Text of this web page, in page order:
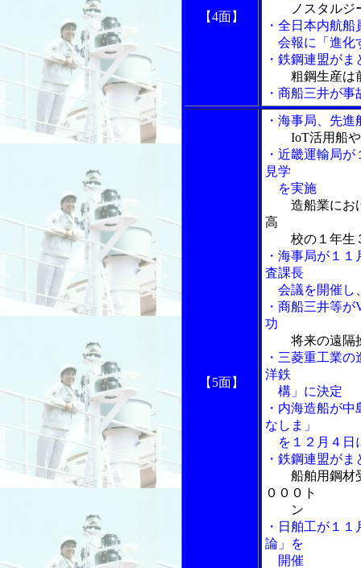
【4面】
ノスタルジ
・全日本内航
会報に「進化
・鉄鋼連盟が
粗鋼生産は
・商船三井が
【5面】
・海事局、先
IoT活用船
・近畿運輸局
見学
を実施
造船業にお
高
校の１年生
・海事局が１
査課長
会議を開催し
・商船三井等
功
将来の遠隔
・三菱重工業
洋鉄
構」に決定
・内海造船が
なしま」
を１２月４日
・鉄鋼連盟が
船舶用鋼材
０００ト
ン
・日舶工が１
論」を
開催